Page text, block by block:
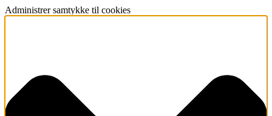
Administrer samtykke til cookies